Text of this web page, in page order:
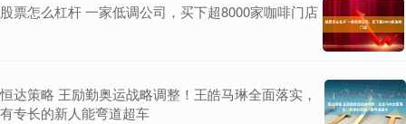
股票怎么杠杆 一家低调公司，买下超8000家咖啡门店
恒达策略 王励勤奥运战略调整！王皓马琳全面落实，
有专长的新人能弯道超车